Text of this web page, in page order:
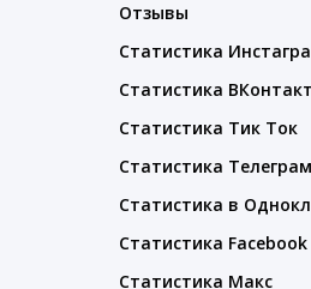
Отзывы
Статистика
Статистика
Статистика Тик Ток
Статистика Телеграм
Статистика в
Статистика Facebook
Статистика Макс